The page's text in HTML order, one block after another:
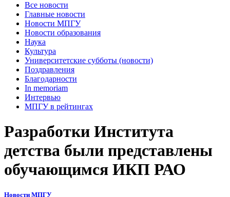
Все новости
Главные новости
Новости МПГУ
Новости образования
Наука
Культура
Университетские субботы (новости)
Поздравления
Благодарности
In memoriam
Интервью
МПГУ в рейтингах
Разработки Института
детства были представлены
обучающимся ИКП РАО
Новости МПГУ